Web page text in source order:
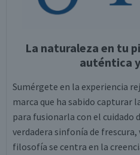
La naturaleza en tu
auténtica
Sumérgete en la experiencia
marca que ha sabido capturar
para fusionarla con el cuidado
verdadera sinfonía de
filosofía se centra en la